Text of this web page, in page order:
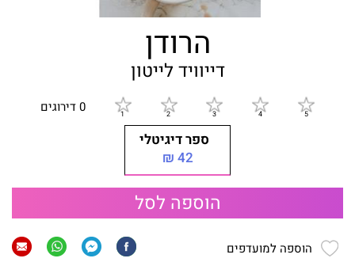
הרודן
דייוויד לייטון
0 דירוגים
ספר דיגיטלי
42 ₪
הוספה לסל
הוספה למועדפים